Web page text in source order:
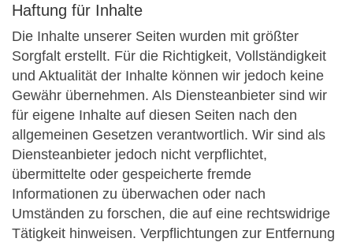
Haftung für Inhalte
Die Inhalte unserer Seiten wurden mit größter
Sorgfalt erstellt. Für die Richtigkeit, Vollständigkeit
und Aktualität der Inhalte können wir jedoch keine
Gewähr übernehmen. Als Diensteanbieter sind wir
für eigene Inhalte auf diesen Seiten nach den
allgemeinen Gesetzen verantwortlich. Wir sind als
Diensteanbieter jedoch nicht verpflichtet,
übermittelte oder gespeicherte fremde
Informationen zu überwachen oder nach
Umständen zu forschen, die auf eine rechtswidrige
Tätigkeit hinweisen. Verpflichtungen zur Entfernung